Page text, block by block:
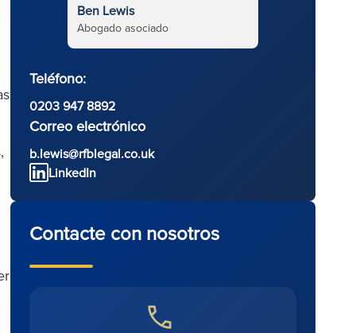
Ben Lewis
Abogado asociado
Teléfono:
0203 947 8892
Correo electrónico
b.lewis@rfblegal.co.uk
LinkedIn
Contacte con nosotros